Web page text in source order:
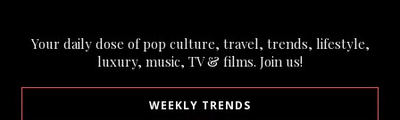
Your daily dose of pop culture, travel, trends, lifestyle,
luxury, music, TV & films. Join us!
WEEKLY TRENDS